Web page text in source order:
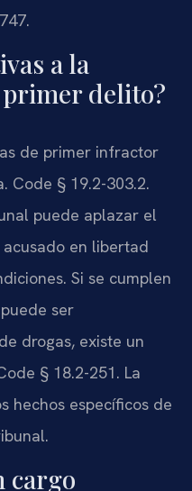
a la
delito?
de primer infractor
Code § 19.2-303.2.
puede aplazar el
en libertad
Si se cumplen
ser
drogas, existe un
§ 18.2-251. La
hechos específicos de
cargo